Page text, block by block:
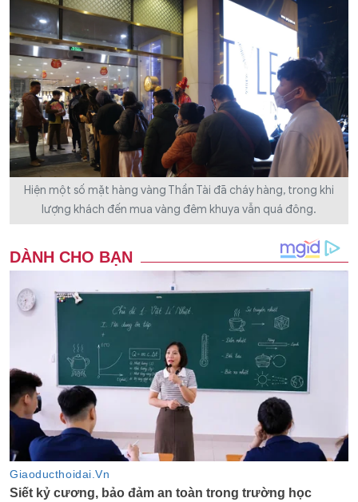
Hiện một số mặt hàng vàng Thần Tài đã cháy hàng, trong khi
lượng khách đến mua vàng đêm khuya vẫn quá đông.